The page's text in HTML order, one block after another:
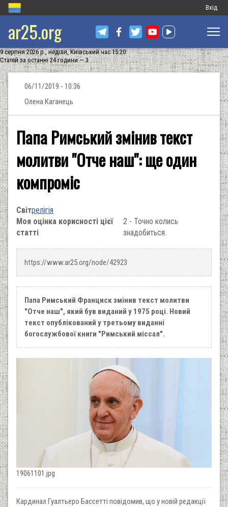
Меню
запису
Вхід
ar25.org
9 серпня 2026 р., неділя, Київський час 15:20
Статей за останні 24 години — 3
06/11/2019 - 10:36
Олена Каганець
Папа Римський змінив текст
молитви "Отче наш": ще один
компроміс
Світрелігія
Моя оцінка корисності цієї
статті
2 - Точно колись
знадобиться.
https://www.ar25.org/node/42923
Папа Римський Франциск змінив текст молитви
"Отче наш", який був виданий у 1975 році. Новий
текст опублікований у третьому виданні
богослужбової книги "Римський міссал".
19061101.jpg
Кардинал Гуалтьеро Бассетті повідомив, що у новій редакції